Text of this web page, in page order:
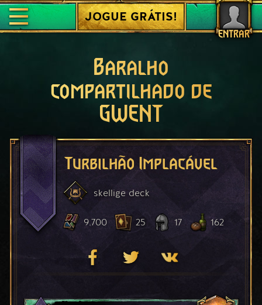
ENTRAR
JOGUE GRÁTIS!
Baralho
compartilhado de
GWENT
Turbilhão Implacável
skellige deck
9.700 25 17 162